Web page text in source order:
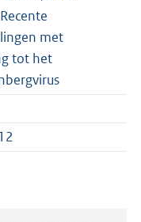
met
tot het